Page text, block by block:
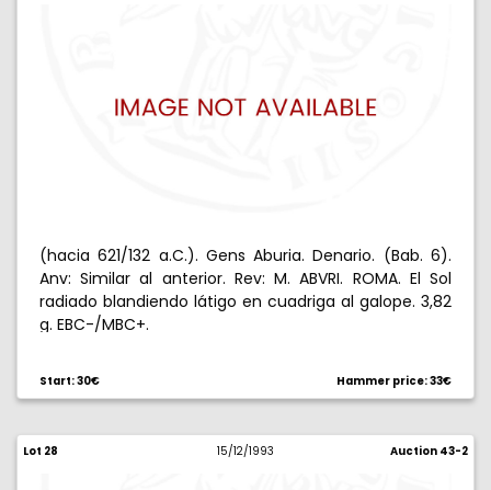
(hacia 621/132 a.C.). Gens Aburia. Denario. (Bab. 6).
Anv: Similar al anterior. Rev: M. ABVRI. ROMA. El Sol
radiado blandiendo látigo en cuadriga al galope. 3,82
g. EBC-/MBC+.
Start: 30€ Hammer price: 33€
Lot 28 15/12/1993 Auction 43-2